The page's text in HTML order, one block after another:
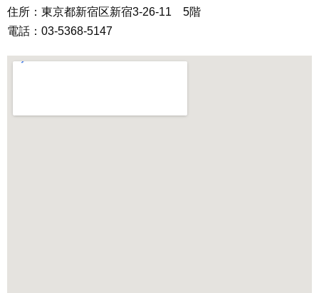
住所：東京都新宿区新宿3-26-11 5階
電話：03-5368-5147